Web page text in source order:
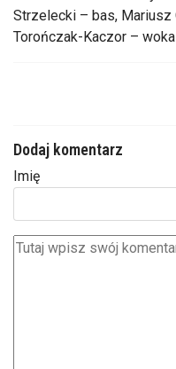
Strzelecki – bas, Mariusz
Torończak-Kaczor –
Dodaj komentarz
Imię